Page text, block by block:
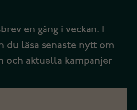
en gång i veckan. I
du läsa senaste nytt om
och aktuella kampanjer